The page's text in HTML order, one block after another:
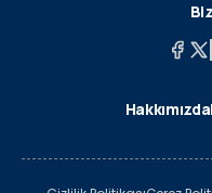
Hakkımızda